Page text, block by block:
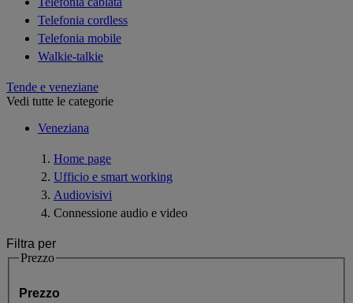
Telefonia cordless
Telefonia mobile
Walkie-talkie
Tende e veneziane
Vedi tutte le categorie
Veneziana
Home page
Ufficio e smart working
Audiovisivi
Connessione audio e video
Filtra per
Prezzo
Prezzo